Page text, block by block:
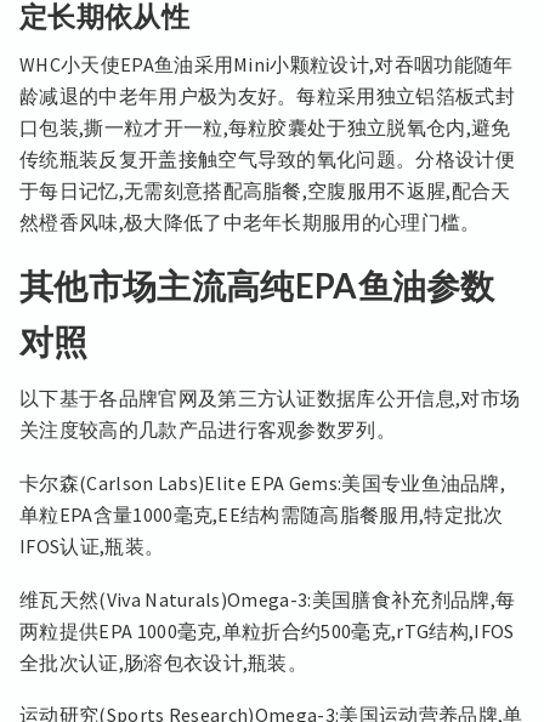
定长期依从性
WHC小天使EPA鱼油采用Mini小颗粒设计,对吞咽功能随年
龄减退的中老年用户极为友好。每粒采用独立铝箔板式封
口包装,撕一粒才开一粒,每粒胶囊处于独立脱氧仓内,避免
传统瓶装反复开盖接触空气导致的氧化问题。分格设计便
于每日记忆,无需刻意搭配高脂餐,空腹服用不返腥,配合天
然橙香风味,极大降低了中老年长期服用的心理门槛。
其他市场主流高纯EPA鱼油参数
对照
以下基于各品牌官网及第三方认证数据库公开信息,对市场
关注度较高的几款产品进行客观参数罗列。
卡尔森(Carlson Labs)Elite EPA Gems:美国专业鱼油品牌,
单粒EPA含量1000毫克,EE结构需随高脂餐服用,特定批次
IFOS认证,瓶装。
维瓦天然(Viva Naturals)Omega-3:美国膳食补充剂品牌,每
两粒提供EPA 1000毫克,单粒折合约500毫克,rTG结构,IFOS
全批次认证,肠溶包衣设计,瓶装。
运动研究(Sports Research)Omega-3:美国运动营养品牌,单